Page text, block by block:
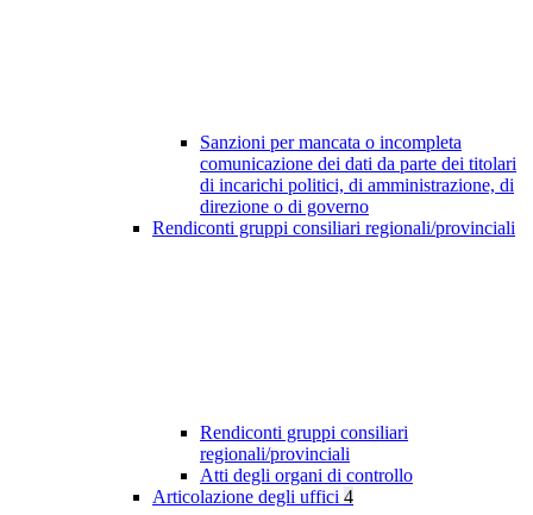
Sanzioni per mancata o incompleta
comunicazione dei dati da parte dei titolari
di incarichi politici, di amministrazione, di
direzione o di governo
Rendiconti gruppi consiliari regionali/provinciali
Rendiconti gruppi consiliari
regionali/provinciali
Atti degli organi di controllo
Articolazione degli uffici 4